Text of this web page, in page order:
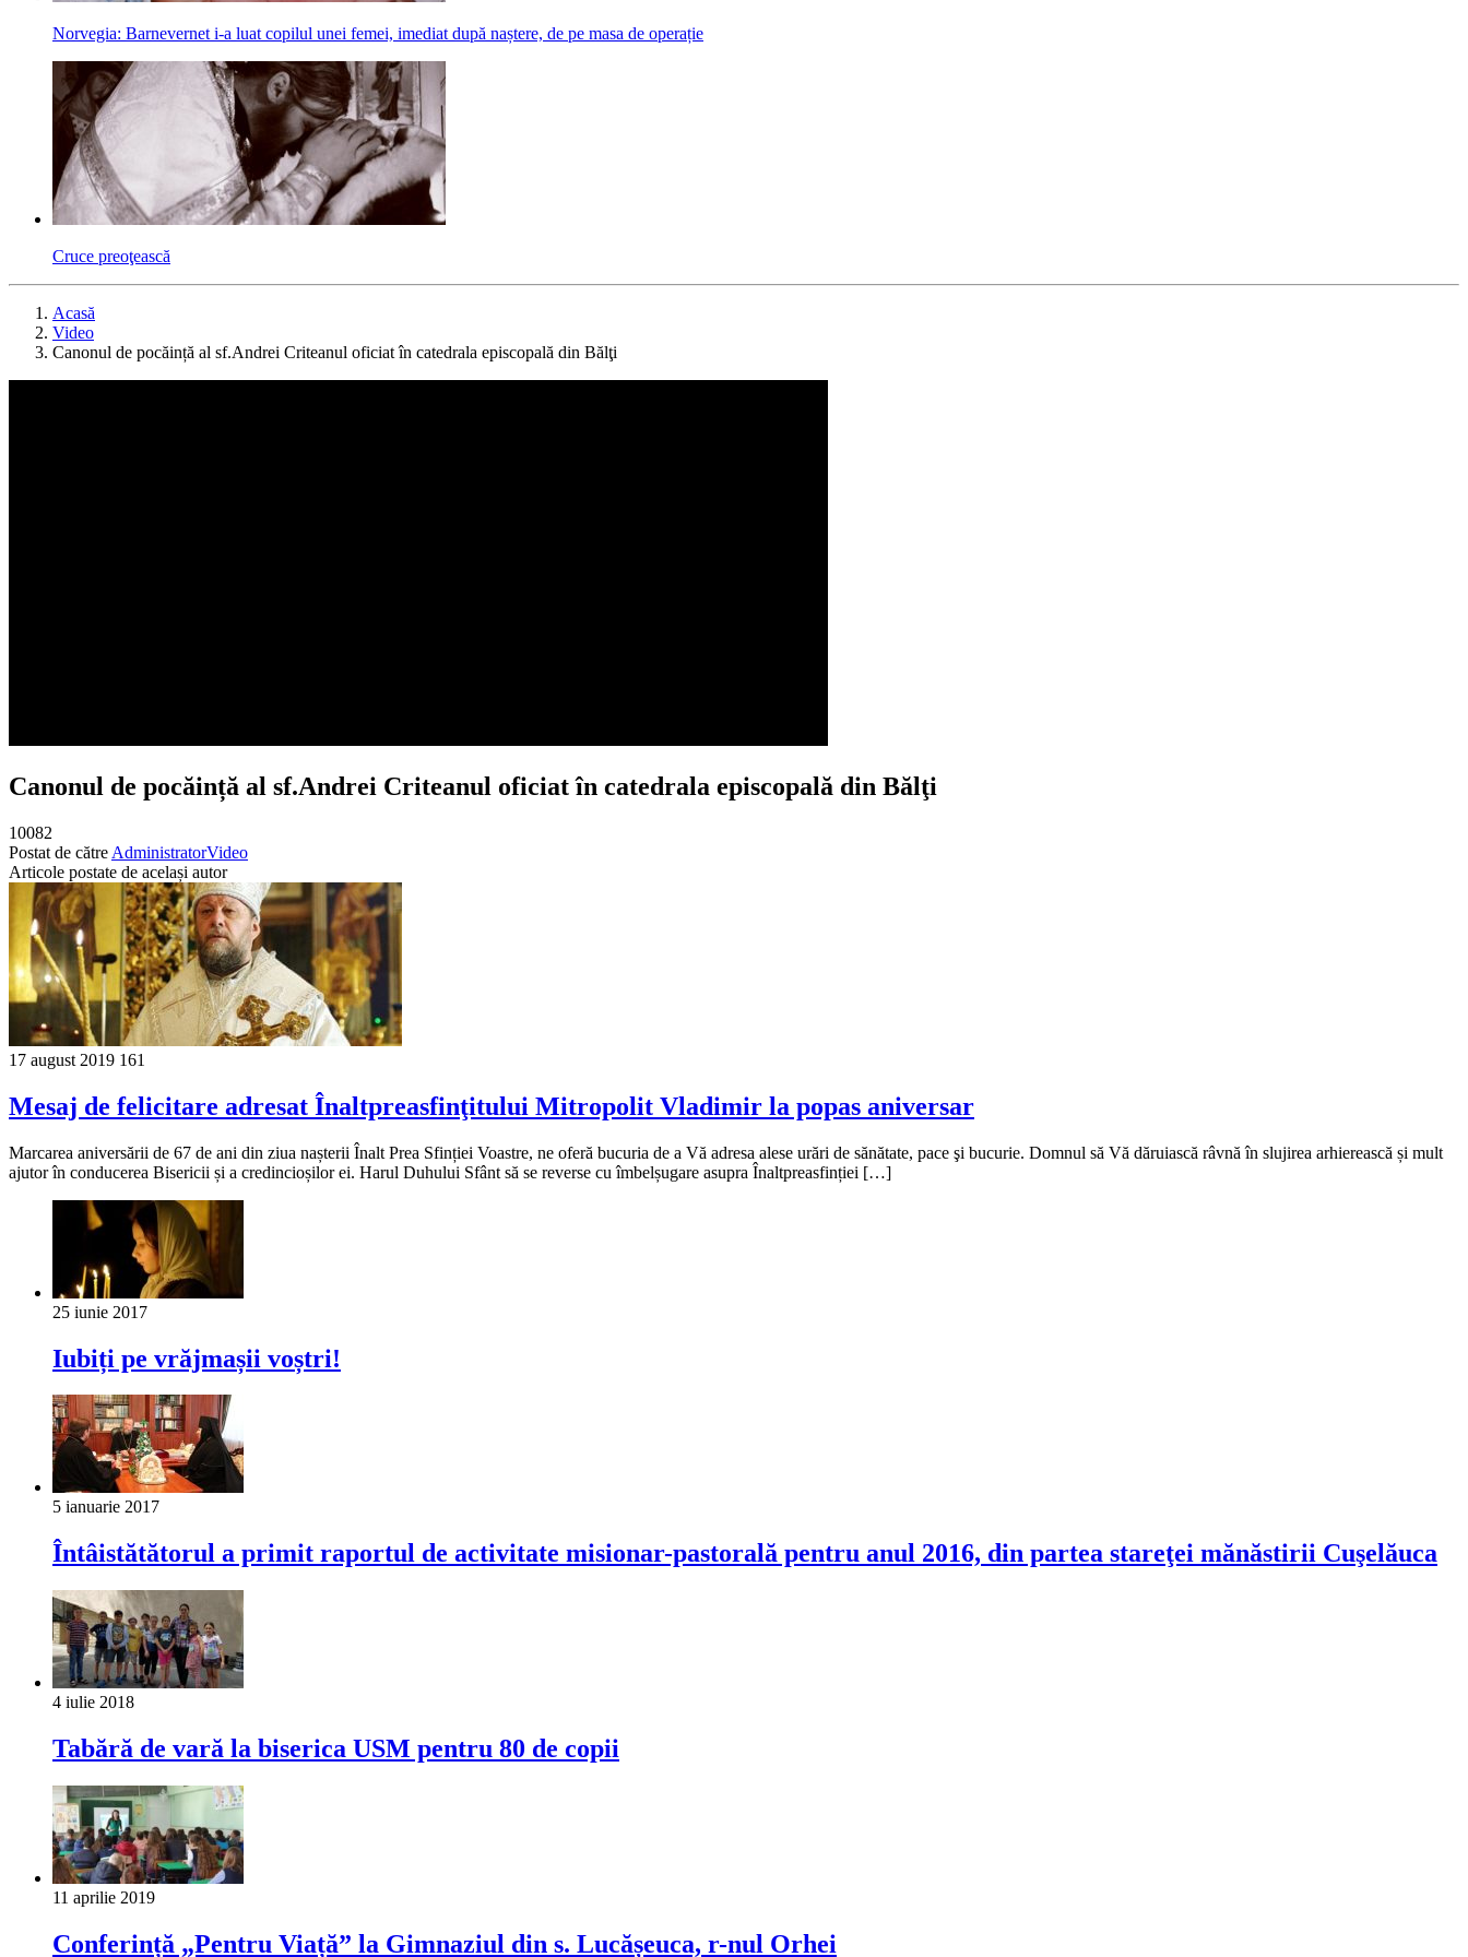
Norvegia: Barnevernet i-a luat copilul unei femei, imediat după naștere, de pe masa de operație
Cruce preoţească
Acasă
Video
Canonul de pocăință al sf.Andrei Criteanul oficiat în catedrala episcopală din Bălţi
Canonul de pocăință al sf.Andrei Criteanul oficiat în catedrala episcopală din Bălţi
10082
Postat de către AdministratorVideo
Articole postate de același autor
17 august 2019 161
Mesaj de felicitare adresat Înaltpreasfinţitului Mitropolit Vladimir la popas aniversar
Marcarea aniversării de 67 de ani din ziua nașterii Înalt Prea Sfinției Voastre, ne oferă bucuria de a Vă adresa alese urări de sănătate, pace şi bucurie. Domnul să Vă dăruiască râvnă în slujirea arhierească și mult
ajutor în conducerea Bisericii și a credincioșilor ei. Harul Duhului Sfânt să se reverse cu îmbelșugare asupra Înaltpreasfinției […]
25 iunie 2017
Iubiți pe vrăjmașii voștri!
5 ianuarie 2017
Întâistătătorul a primit raportul de activitate misionar-pastorală pentru anul 2016, din partea stareţei mănăstirii Cuşelăuca
4 iulie 2018
Tabără de vară la biserica USM pentru 80 de copii
11 aprilie 2019
Conferință „Pentru Viață” la Gimnaziul din s. Lucășeuca, r-nul Orhei